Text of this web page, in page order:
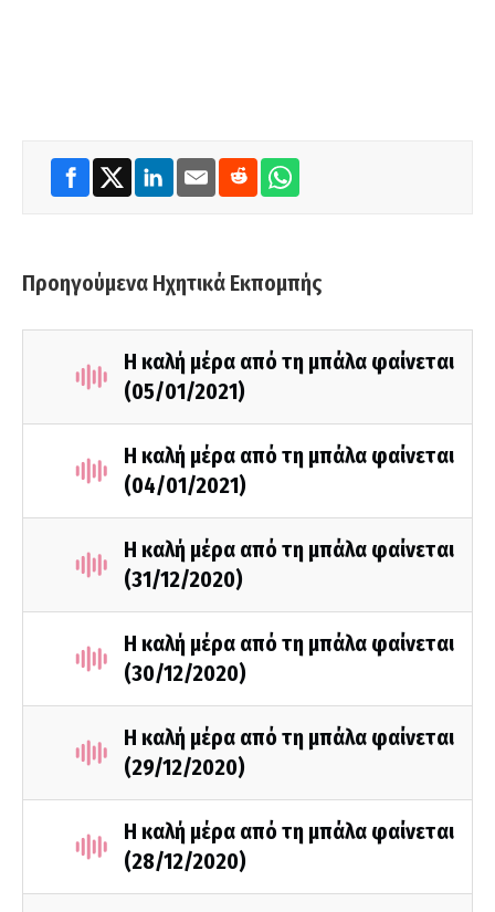
Προηγούμενα Ηχητικά Εκπομπής
Η καλή μέρα από τη μπάλα φαίνεται
(05/01/2021)
Η καλή μέρα από τη μπάλα φαίνεται
(04/01/2021)
Η καλή μέρα από τη μπάλα φαίνεται
(31/12/2020)
Η καλή μέρα από τη μπάλα φαίνεται
(30/12/2020)
Η καλή μέρα από τη μπάλα φαίνεται
(29/12/2020)
Η καλή μέρα από τη μπάλα φαίνεται
(28/12/2020)